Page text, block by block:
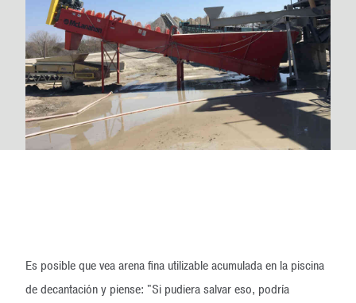
Es posible que vea arena fina utilizable acumulada en la piscina
de decantación y piense: "Si pudiera salvar eso, podría